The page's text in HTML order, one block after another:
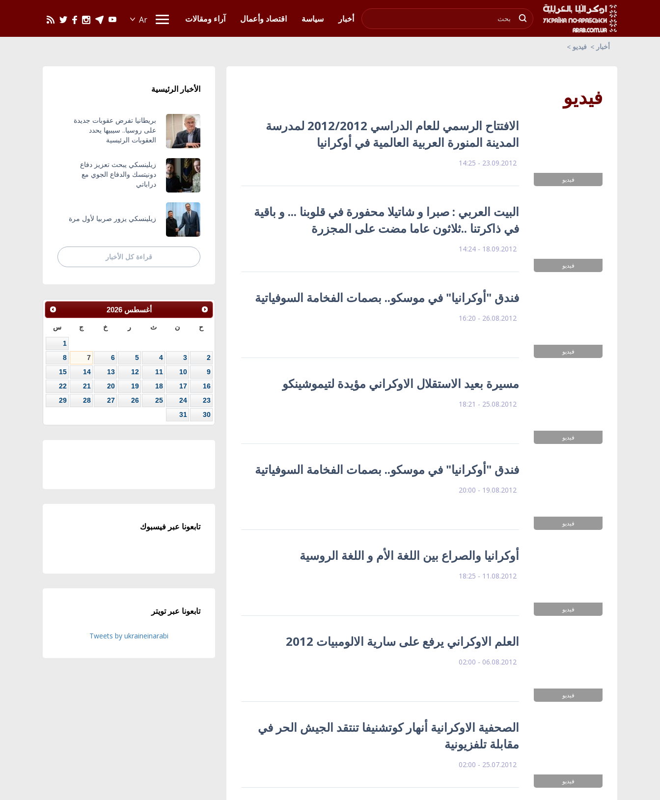
أخبار
سياسة اقتصاد وأعمال آراء ومقالات
أخبار فيديو
فيديو
فيديو
الافتتاح الرسمي للعام الدراسي 2012/2012 لمدرسة
المدينة المنورة العربية العالمية في أوكرانيا
23.09.2012 - 14:25
فيديو
البيت العربي : صبرا و شاتيلا محفورة في قلوبنا ... و باقية
في ذاكرتنا ..ثلاثون عاما مضت على المجزرة
18.09.2012 - 14:24
فيديو
فندق "أوكرانيا" في موسكو.. بصمات الفخامة السوفياتية
26.08.2012 - 16:20
فيديو
مسيرة بعيد الاستقلال الاوكراني مؤيدة لتيموشينكو
25.08.2012 - 18:21
فيديو
فندق "أوكرانيا" في موسكو.. بصمات الفخامة السوفياتية
19.08.2012 - 20:00
فيديو
أوكرانيا والصراع بين اللغة الأم و اللغة الروسية
11.08.2012 - 18:25
فيديو
العلم الاوكراني يرفع على سارية الالومبيات 2012
06.08.2012 - 02:00
فيديو
الصحفية الاوكرانية أنهار كوتشنيفا تنتقد الجيش الحر في
مقابلة تلفزيونية
25.07.2012 - 02:00
الأخبار الرئيسية
بريطانيا تفرض عقوبات جديدة
على روسيا.. سيبيها يحدد
العقوبات الرئيسية
زيلينسكي يبحث تعزيز دفاع
دونيتسك والدفاع الجوي مع
دراباتي
زيلينسكي يزور صربيا لأول مرة
قراءة كل الأخبار
أغسطس 2026
ح ن ث ر خ ج س
1
2
3
4
5
6
7
8
9
10
11
12
13
14
15
16
17
18
19
20
21
22
23
24
25
26
27
28
29
30
31
تابعونا عبر فيسبوك
تابعونا عبر تويتر
Tweets by ukraineinarabi